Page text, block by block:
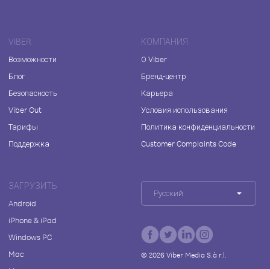
VIBER
Возможности
Блог
Безопасность
Viber Out
Тарифы
Поддержка
КОМПАНИЯ
О Viber
Бренд-центр
Карьера
Условия использования
Политика конфиденциальности
Customer Complaints Code
ЗАГРУЗИТЬ
Android
iPhone & iPad
Windows PC
Mac
Русский
© 2026Viber Media S.à r.l.